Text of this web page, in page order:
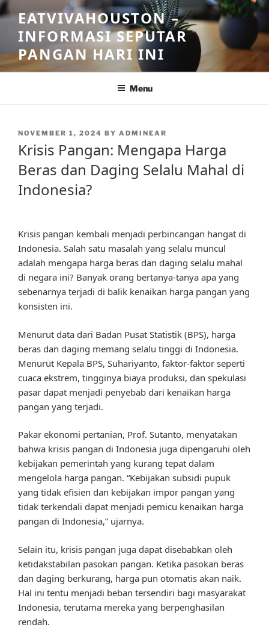
Skip
to
content
EATVIVAHOUSTON –
INFORMASI SEPUTAR
PANGAN HARI INI
Menu
POSTED
NOVEMBER 1, 2024 BY ADMINEAR
Krisis Pangan: Mengapa Harga
Beras dan Daging Selalu Mahal di
Indonesia?
Krisis pangan kembali menjadi perbincangan hangat di
Indonesia. Salah satu masalah yang selalu muncul
adalah mengapa harga beras dan daging selalu mahal
di negara ini? Banyak orang bertanya-tanya apa yang
sebenarnya terjadi di balik kenaikan harga pangan yang
konsisten ini.
Menurut data dari Badan Pusat Statistik (BPS), harga
beras dan daging memang selalu tinggi di Indonesia.
Menurut Kepala BPS, Suhariyanto, faktor-faktor seperti
cuaca ekstrem, tingginya biaya produksi, dan spekulasi
pasar dapat menjadi penyebab dari kenaikan harga
pangan yang terjadi.
Pakar ekonomi pertanian, Prof. Sutanto, menyatakan
bahwa krisis pangan di Indonesia juga dipengaruhi oleh
kebijakan pemerintah yang kurang tepat dalam
mengelola harga pangan. “Kebijakan subsidi pupuk
yang tidak efisien dan kebijakan impor pangan yang
tidak terkendali dapat menjadi pemicu kenaikan harga
pangan di Indonesia,” ujarnya.
Selain itu, krisis pangan juga dapat disebabkan oleh
ketidakstabilan pasokan pangan. Ketika pasokan beras
dan daging berkurang, harga pun otomatis akan naik.
Hal ini tentu menjadi beban tersendiri bagi masyarakat
Indonesia, terutama mereka yang berpenghasilan
rendah.